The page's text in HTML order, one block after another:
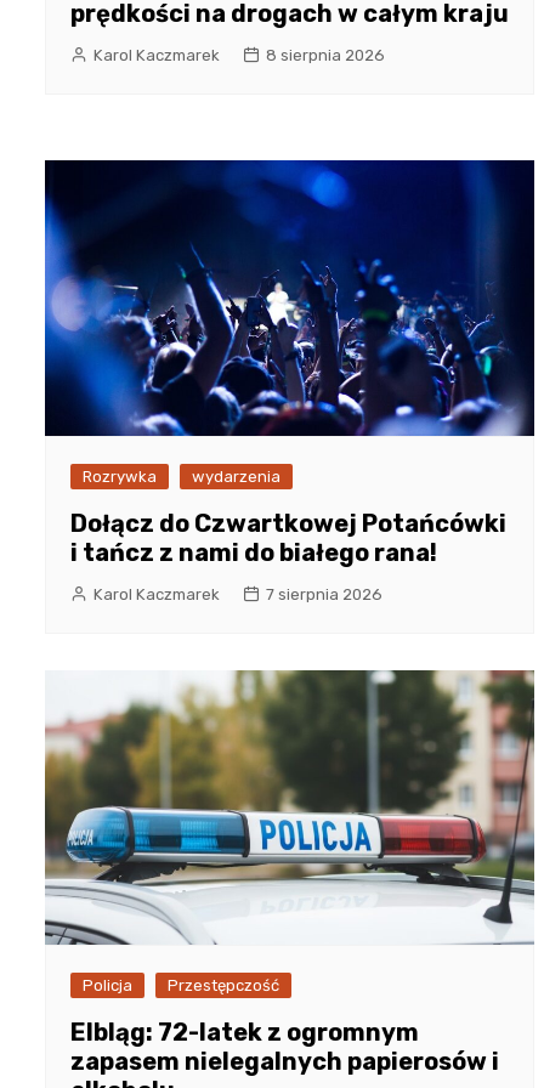
prędkości na drogach w całym kraju
Karol Kaczmarek 8 sierpnia 2026
Rozrywka wydarzenia
Dołącz do Czwartkowej Potańcówki
i tańcz z nami do białego rana!
Karol Kaczmarek 7 sierpnia 2026
Policja Przestępczość
Elbląg: 72-latek z ogromnym
zapasem nielegalnych papierosów i